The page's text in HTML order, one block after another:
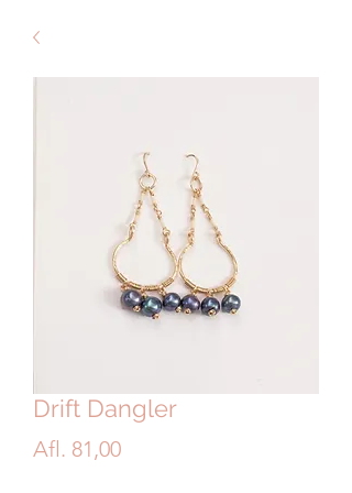
Drift Dangler
Afl. 81,00Price